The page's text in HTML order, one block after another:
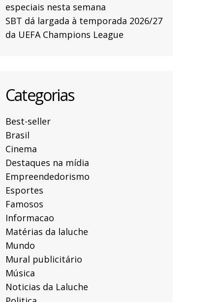
especiais nesta semana
SBT dá largada à temporada 2026/27
da UEFA Champions League
Categorias
Best-seller
Brasil
Cinema
Destaques na mídia
Empreendedorismo
Esportes
Famosos
Informacao
Matérias da laluche
Mundo
Mural publicitário
Música
Noticias da Laluche